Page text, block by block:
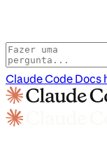
Claude Code Docs